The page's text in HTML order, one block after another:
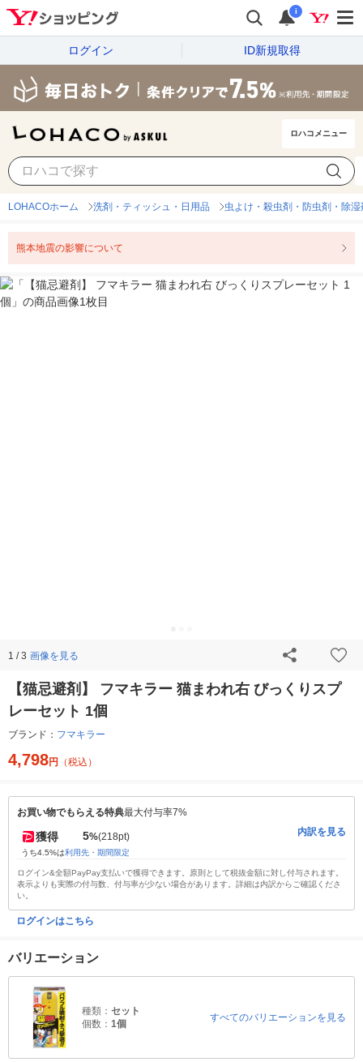
i
ログイン ID新規取得
ロハコメニュー
LOHACOホーム 洗剤・ティッシュ・日用品 虫よけ・殺虫剤・防虫剤・除湿
熊本地震の影響について
1 / 3 画像を見る
【猫忌避剤】 フマキラー 猫まわれ右 びっくりスプ
レーセット 1個
ブランド： フマキラー
4,798円 （税込）
お買い物でもらえる特典最大付与率7%
獲得 5%(218pt)
うち4.5%は利用先・期間限定
内訳を見る
ログイン&全額PayPay支払いで獲得できます。原則として税抜金額に対し付与されます。
表示よりも実際の付与数、付与率が少ない場合があります。詳細は内訳からご確認くださ
い。
ログインはこちら
バリエーション
種類： セット
個数： 1個
すべてのバリエーションを見る